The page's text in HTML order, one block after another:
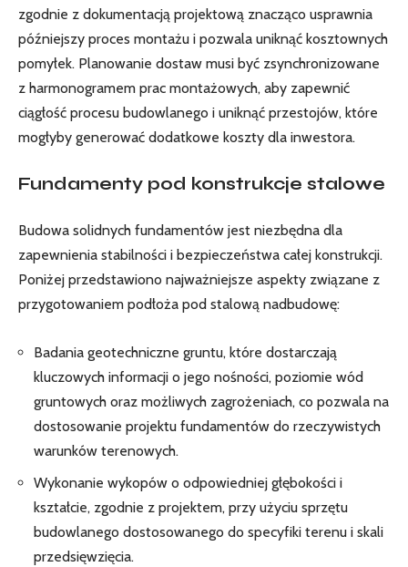
zgodnie z dokumentacją projektową znacząco usprawnia
późniejszy proces montażu i pozwala uniknąć kosztownych
pomyłek. Planowanie dostaw musi być zsynchronizowane
z harmonogramem prac montażowych, aby zapewnić
ciągłość procesu budowlanego i uniknąć przestojów, które
mogłyby generować dodatkowe koszty dla inwestora.
Fundamenty pod konstrukcje stalowe
Budowa solidnych fundamentów jest niezbędna dla
zapewnienia stabilności i bezpieczeństwa całej konstrukcji.
Poniżej przedstawiono najważniejsze aspekty związane z
przygotowaniem podłoża pod stalową nadbudowę:
Badania geotechniczne gruntu, które dostarczają
kluczowych informacji o jego nośności, poziomie wód
gruntowych oraz możliwych zagrożeniach, co pozwala na
dostosowanie projektu fundamentów do rzeczywistych
warunków terenowych.
Wykonanie wykopów o odpowiedniej głębokości i
kształcie, zgodnie z projektem, przy użyciu sprzętu
budowlanego dostosowanego do specyfiki terenu i skali
przedsięwzięcia.